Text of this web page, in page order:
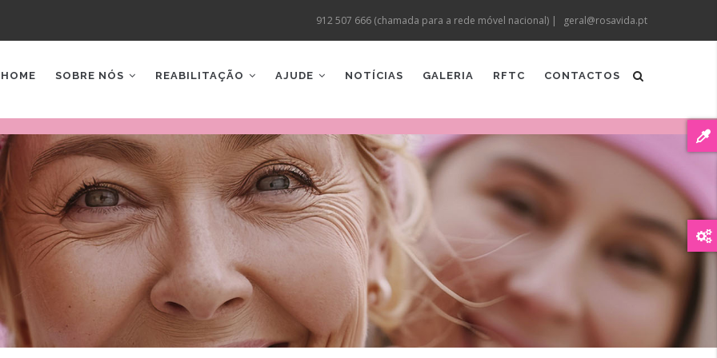
912 507 666 (chamada para a rede móvel nacional) | geral@rosavida.pt
HOME SOBRE NÓS REABILITAÇÃO AJUDE NOTÍCIAS GALERIA RFTC CONTACTOS